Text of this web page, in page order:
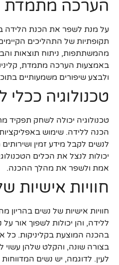
הערכה מתמדת
על מנת לשפר את הכנת הלידה
תקופתיות של התהליכים
מהמשתתפות, ניתוח תוצאות
באמצעות הערכה מתמדת,
ולבצע שיפורים משמעותיים
טכנולוגיה ככלי
טכנולוגיה יכולה לשחק תפקיד
הכנה ללידה. שימוש
לנשים לקבל מידע זמין
יכולות לנצל את הכלים
אמת ולשפר את מהלך ההכנה.
חוויות אישיות
חוויות אישיות של נשים
ללידה, והן יכולות לשפוך אור
בהכנה המוצעת בקליניקות.
בצורה שונה, והקלט שלהן עשוי
לעין. לדוגמה, יש נשים